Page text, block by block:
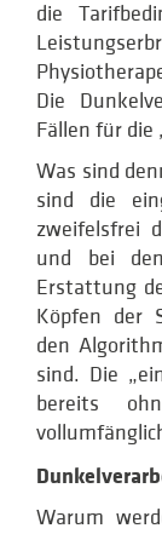
die
Die
Fällen für die
Was sind
sind die
zweifelsfrei
und bei
Erstattung
Köpfen der
den
sind. Die
bereits
Warum